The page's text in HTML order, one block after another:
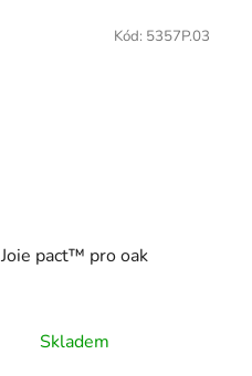
Joie pact™ pro oak
Skladem
Kód: 5357P.03